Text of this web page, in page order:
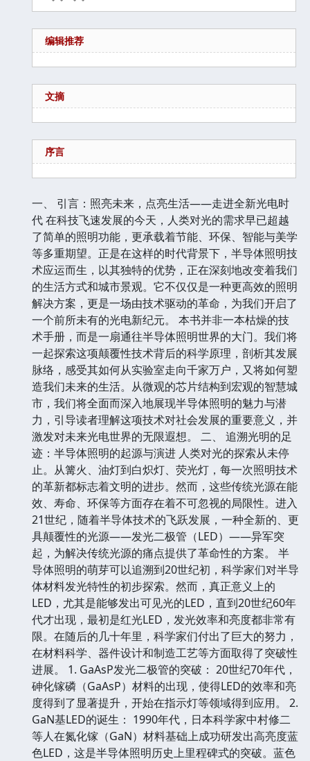
编辑推荐
文摘
序言
一、 引言：照亮未来，点亮生活——走进全新光电时
代 在科技飞速发展的今天，人类对光的需求早已超越
了简单的照明功能，更承载着节能、环保、智能与美学
等多重期望。正是在这样的时代背景下，半导体照明技
术应运而生，以其独特的优势，正在深刻地改变着我们
的生活方式和城市景观。它不仅仅是一种更高效的照明
解决方案，更是一场由技术驱动的革命，为我们开启了
一个前所未有的光电新纪元。 本书并非一本枯燥的技
术手册，而是一扇通往半导体照明世界的大门。我们将
一起探索这项颠覆性技术背后的科学原理，剖析其发展
脉络，感受其如何从实验室走向千家万户，又将如何塑
造我们未来的生活。从微观的芯片结构到宏观的智慧城
市，我们将全面而深入地展现半导体照明的魅力与潜
力，引导读者理解这项技术对社会发展的重要意义，并
激发对未来光电世界的无限遐想。 二、 追溯光明的足
迹：半导体照明的起源与演进 人类对光的探索从未停
止。从篝火、油灯到白炽灯、荧光灯，每一次照明技术
的革新都标志着文明的进步。然而，这些传统光源在能
效、寿命、环保等方面存在着不可忽视的局限性。进入
21世纪，随着半导体技术的飞跃发展，一种全新的、更
具颠覆性的光源——发光二极管（LED）——异军突
起，为解决传统光源的痛点提供了革命性的方案。 半
导体照明的萌芽可以追溯到20世纪初，科学家们对半导
体材料发光特性的初步探索。然而，真正意义上的
LED，尤其是能够发出可见光的LED，直到20世纪60年
代才出现，最初是红光LED，发光效率和亮度都非常有
限。在随后的几十年里，科学家们付出了巨大的努力，
在材料科学、器件设计和制造工艺等方面取得了突破性
进展。 1. GaAsP发光二极管的突破： 20世纪70年代，
砷化镓磷（GaAsP）材料的出现，使得LED的效率和亮
度得到了显著提升，开始在指示灯等领域得到应用。 2.
GaN基LED的诞生： 1990年代，日本科学家中村修二
等人在氮化镓（GaN）材料基础上成功研发出高亮度蓝
色LED，这是半导体照明历史上里程碑式的突破。蓝色